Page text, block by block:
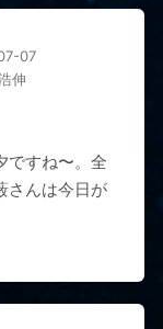
07
伸
ですね〜。全
さんは今日が